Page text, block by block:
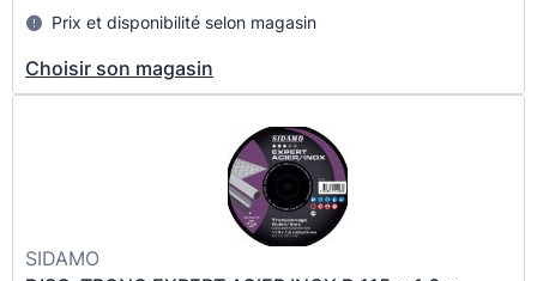
Prix et disponibilité selon magasin
Choisir son magasin
SIDAMO